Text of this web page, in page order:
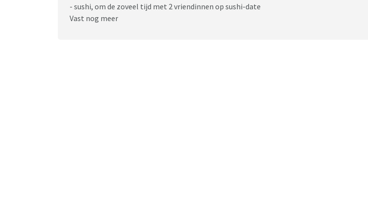
- sushi, om de zoveel tijd met 2 vriendinnen op sushi-date
Vast nog meer